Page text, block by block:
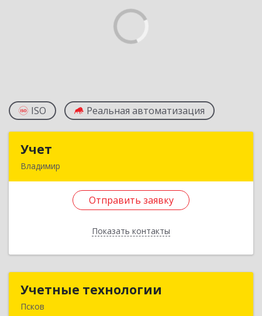
ISO Реальная автоматизация
Учет
Владимир
Отправить заявку
Показать контакты
Верхняя Дуброва ул, дом № 22А, кв.138
Учетные технологии
Псков
Учетные технологии